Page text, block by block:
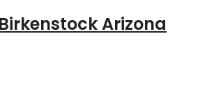
Arizona